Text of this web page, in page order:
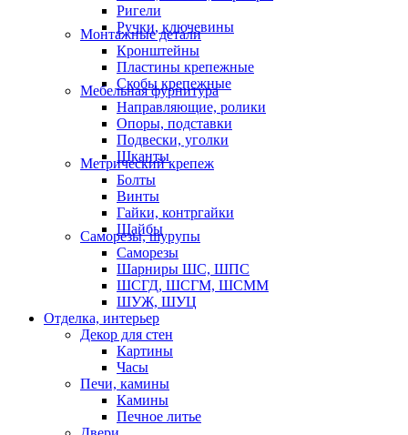
Ригели
Ручки, ключевины
Монтажные детали
Кронштейны
Пластины крепежные
Скобы крепежные
Мебельная фурнитура
Направляющие, ролики
Опоры, подставки
Подвески, уголки
Шканты
Метрический крепеж
Болты
Винты
Гайки, контргайки
Шайбы
Саморезы, шурупы
Саморезы
Шарниры ШС, ШПС
ШСГД, ШСГМ, ШСММ
ШУЖ, ШУЦ
Отделка, интерьер
Декор для стен
Картины
Часы
Печи, камины
Камины
Печное литье